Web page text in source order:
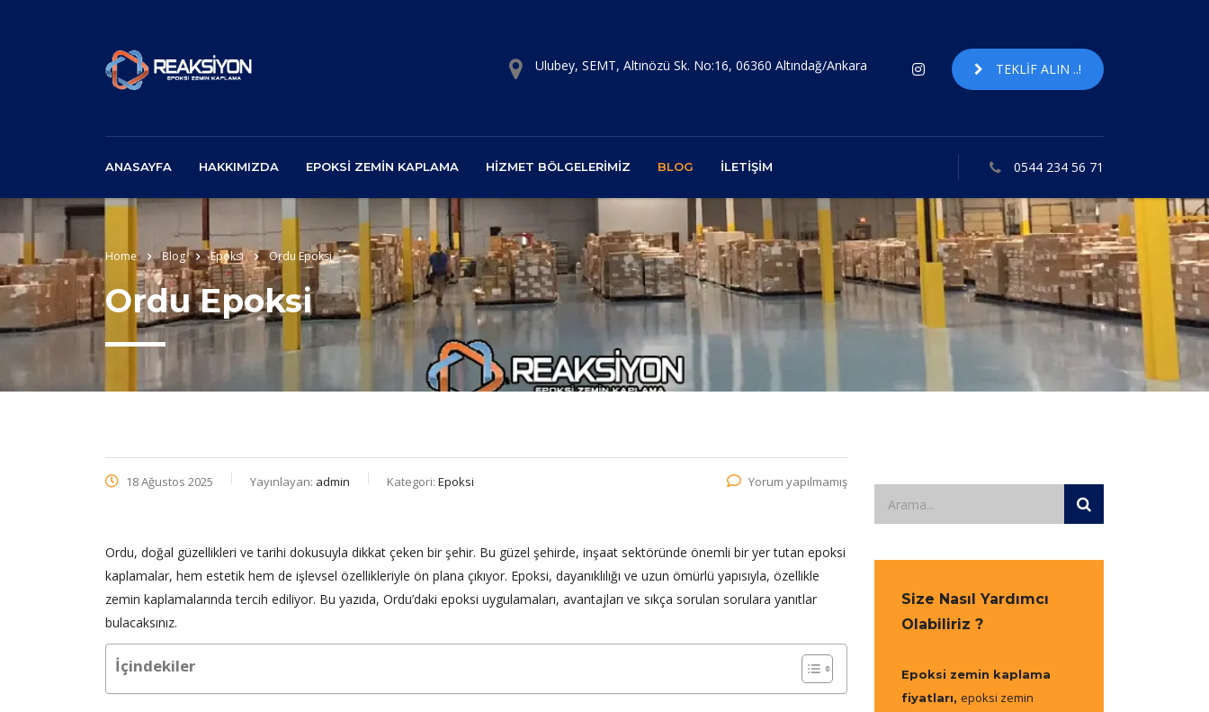
Ulubey, SEMT, Altınözü Sk. No:16, 06360 Altındağ/Ankara TEKLIF ALIN ..!
ANASAYFA HAKKIMIZDA EPOKSI ZEMIN KAPLAMA HIZMET BÖLGELERIMIZ BLOG İLETIŞIM 0544 234 56 71
Home Blog Epoksi Ordu Epoksi
Ordu Epoksi
18 Ağustos 2025 Yayınlayan: admin Kategori: Epoksi Yorum yapılmamış
Ordu, doğal güzellikleri ve tarihi dokusuyla dikkat çeken bir şehir. Bu güzel şehirde, inşaat sektöründe önemli bir yer tutan epoksi
kaplamalar, hem estetik hem de işlevsel özellikleriyle ön plana çıkıyor. Epoksi, dayanıklılığı ve uzun ömürlü yapısıyla, özellikle
zemin kaplamalarında tercih ediliyor. Bu yazıda, Ordu’daki epoksi uygulamaları, avantajları ve sıkça sorulan sorulara yanıtlar
bulacaksınız.
İçindekiler
Size Nasıl Yardımcı
Olabiliriz ?
Epoksi zemin kaplama
fiyatları, epoksi zemin